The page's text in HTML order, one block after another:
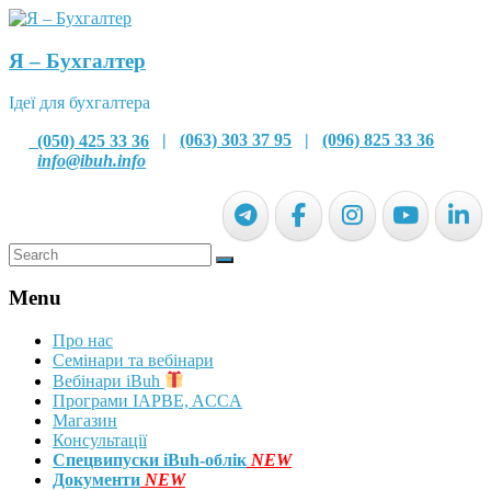
Я – Бухгалтер
Ідеї для бухгалтера
(050) 425 33 36 |(063) 303 37 95 |(096) 825 33 36
info@ibuh.info
Menu
Про нас
Семінари та вебінари
Вебінари iBuh
Програми IAPBE, ACCA
Магазин
Консультації
Спецвипуски iBuh-облік NEW
Документи NEW